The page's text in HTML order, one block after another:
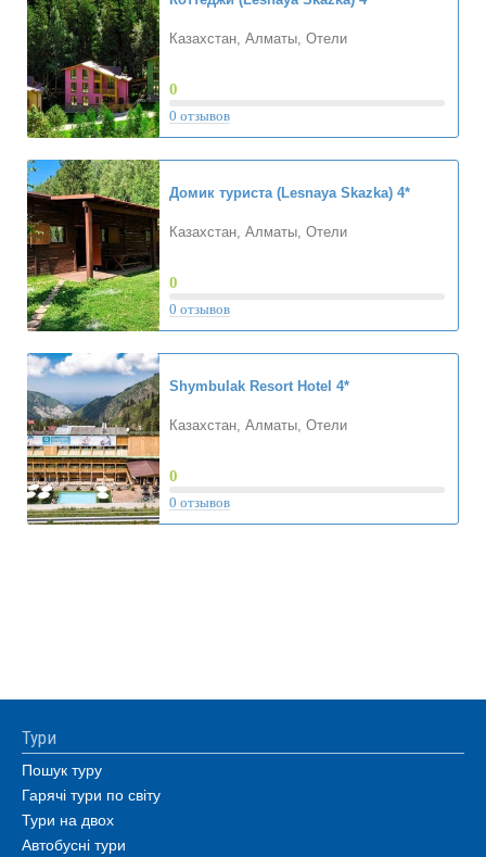
Казахстан, Алматы, Отели
0
0 отзывов
Домик туриста (Lesnaya Skazka) 4*
Казахстан, Алматы, Отели
0
0 отзывов
Shymbulak Resort Hotel 4*
Казахстан, Алматы, Отели
0
0 отзывов
Тури
Пошук туру
Гарячі тури по світу
Тури на двох
Автобусні тури